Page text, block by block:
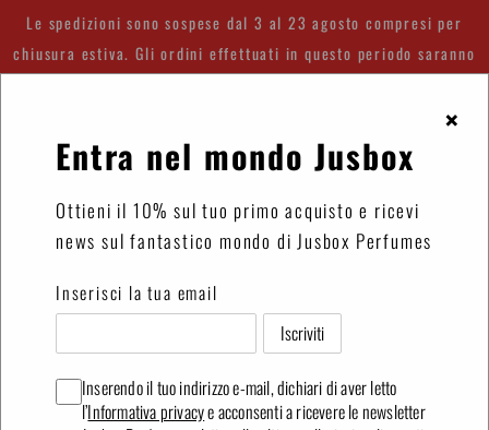
direttamente
ai
Le spedizioni sono sospese dal 3 al 23 agosto compresi per
chiusura estiva. Gli ordini effettuati in questo periodo saranno
AccediCarrello
×
Entra nel mondo Jusbox
Ottieni il 10% sul tuo primo acquisto e ricevi
news sul fantastico mondo di Jusbox Perfumes
Inserisci la tua email
Inserendo il tuo indirizzo e-mail, dichiari di aver letto
l’Informativa privacye acconsenti a ricevere le newsletter